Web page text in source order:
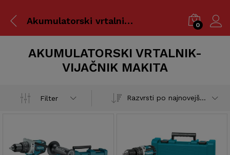
Akumulatorski vrtalnik-vijačnik Makita 0
AKUMULATORSKI VRTALNIK-
VIJAČNIK MAKITA
Filter Razvrsti po najnovejšem